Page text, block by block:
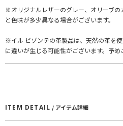
※オリジナルレザーのグレー、オリーブ
と色味が多少異なる場合がございます。
※イル ビゾンテの革製品は、天然の革を
に違いが生じる可能性がございます。予め
ITEM DETAIL / アイテム詳細